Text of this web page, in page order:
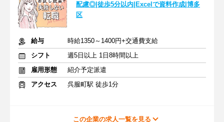
配慮◎|徒歩5分以内|Excelで資料作成|博多
区
給与
時給1350～1400円+交通費支給
シフト
週5日以上 1日8時間以上
雇用形態
紹介予定派遣
アクセス
呉服町駅 徒歩1分
この企業の求人一覧を見る